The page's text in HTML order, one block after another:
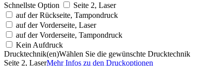
Schnellste Option
Seite 2, Laser
auf der Rückseite, Tampondruck
auf der Vorderseite, Laser
auf der Vorderseite, Tampondruck
Kein Aufdruck
Drucktechnik(en)Wählen Sie die gewünschte Drucktechnik
Seite 2, LaserMehr Infos zu den Druckoptionen